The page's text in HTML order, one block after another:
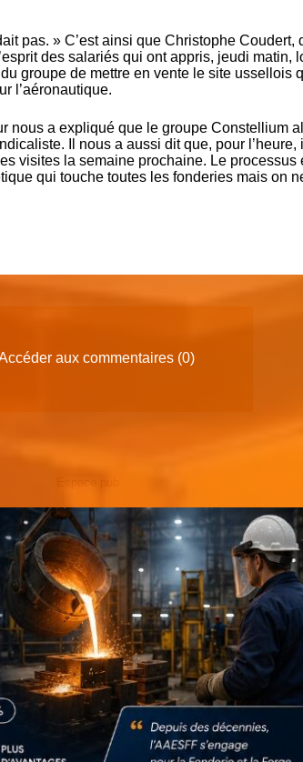
pas. » C’est ainsi que Christophe Coudert,
des salariés qui ont appris, jeudi matin,
groupe de mettre en vente le site ussellois
l’aéronautique.
nous a expliqué que le groupe Constellium
Il nous a aussi dit que, pour l’heure,
visites la semaine prochaine. Le processus
qui touche toutes les fonderies mais on
aux commentaires (0)
Espace pub